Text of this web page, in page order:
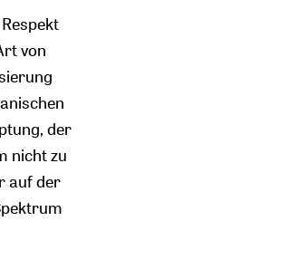
von
der
nicht zu
auf der